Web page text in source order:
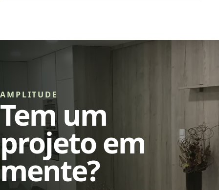
AMPLITUDE
Tem um
projeto em
mente?